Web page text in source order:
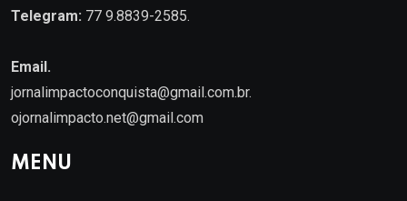
Telegram: 77 9.8839-2585.
Email.
jornalimpactoconquista@gmail.com.br.
ojornalimpacto.net@gmail.com
MENU